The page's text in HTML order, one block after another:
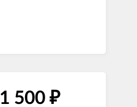
1 500 ₽